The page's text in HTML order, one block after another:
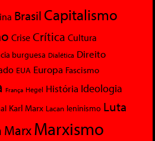
Brasil Capitalismo
Crise Crítica Cultura
burguesa Dialética Direito
EUA Europa Fascismo
França Hegel História Ideologia
Karl Marx Lacan leninismo Luta
MarxMarxismo